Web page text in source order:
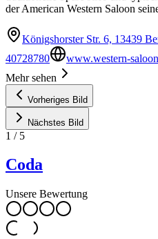
der American Western Saloon
Königshorster Str. 6, 13439
40728780
www.western-
Mehr sehen
Vorheriges Bild
Nächstes Bild
1 / 5
Coda
Unsere Bewertung